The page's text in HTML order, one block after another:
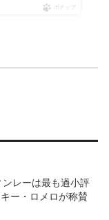
ポチップ
ンレーは最も過小評
ー・ロメロが称賛